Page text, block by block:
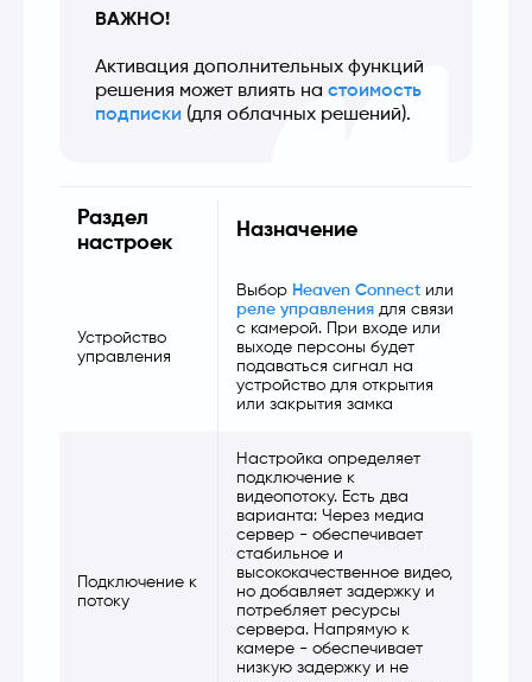
ВАЖНО!
Активация дополнительных функций
решения может влиять на стоимость
подписки (для облачных решений).
Раздел
настроек
Назначение
Устройство
управления
Выбор Heaven Connect или
реле управления для связи
с камерой. При входе или
выходе персоны будет
подаваться сигнал на
устройство для открытия
или закрытия замка
Подключение к
потоку
Настройка определяет
подключение к
видеопотоку. Есть два
варианта: Через медиа
сервер - обеспечивает
стабильное и
высококачественное видео,
но добавляет задержку и
потребляет ресурсы
сервера. Напрямую к
камере - обеспечивает
низкую задержку и не